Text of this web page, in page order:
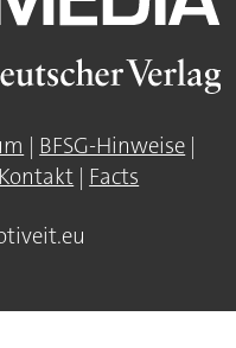
| BFSG-Hinweise |
Kontakt | Facts